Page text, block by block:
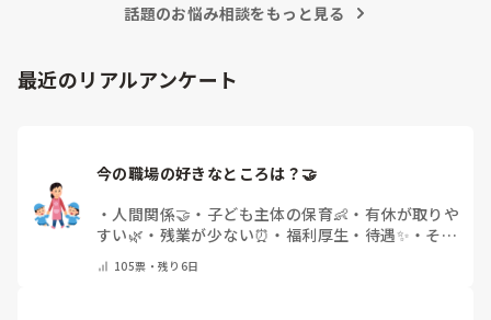
件、どこまで進んだ？」「困ってることない？」と具体的に声
「毎日夕方に5分だけ進捗確認の時間を取る」などルール化し
てしまうと、後輩も質問しやすくなりますよ。一人で抱え込ま
話題のお悩み相談をもっと見る
最近のリアルアンケート
・ 人間関係🤝 ・ 子ども主体の保育👶 ・ 有休が取りや
すい🌿 ・ 残業が少ない⏰ ・ 福利厚生・待遇✨ ・ その
105票・残り6日